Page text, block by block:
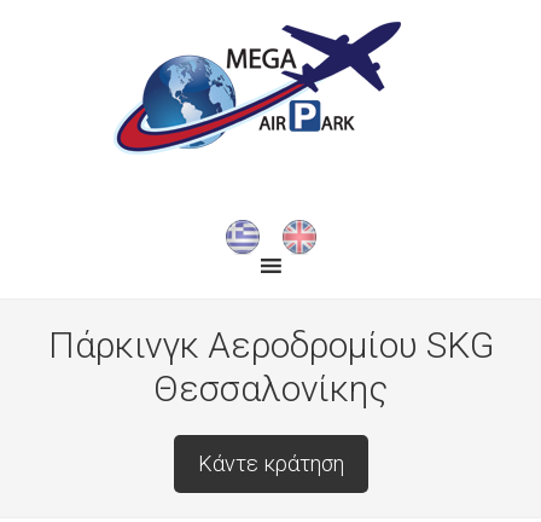
Πάρκινγκ Αεροδρομίου SKG
Θεσσαλονίκης
Κάντε κράτηση